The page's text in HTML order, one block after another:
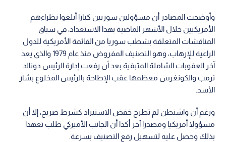
وأوضحت المصادر أن مسؤولين سوريين كبارا أبلغوا نظراءهم
الأمريكيين خلال الأشهر الماضية بهذا الاستعداد، في سياق
المناقشات المتعلقة بشطب سوريا من القائمة الأمريكية للدول
الراعية للإرهاب، وهو التصنيف المفروض منذ عام 1979 والذي يعد
آخر العقوبات الشاملة المتبقية بعد أن رفعت إدارة الرئيس دونالد
ترمب والكونغرس معظمها عقب الإطاحة بالرئيس المخلوع بشار
الأسد.
ورغم أن واشنطن لم تطرح خفض الاستيراد كشرط صريح، إلا أن
مسؤولا أمريكيا ومصدرا آخر أكدا أن الجانب الأميركي طلب تعهدا
بذلك وحصل عليه لتسهيل رفع التصنيف بسرعة.